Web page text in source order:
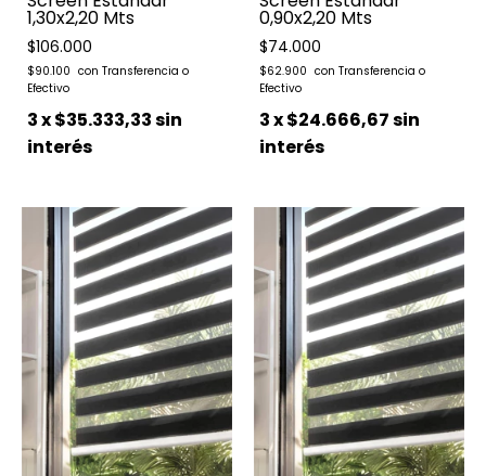
1,30x2,20 Mts
$106.000
$90.100
3x$35.333,33sin
interés
0,90x2,20 Mts
$74.000
$62.900
3x$24.666,67sin
interés